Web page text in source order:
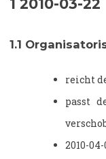
1 2010-03-
1.1
reicht
passt
2010-